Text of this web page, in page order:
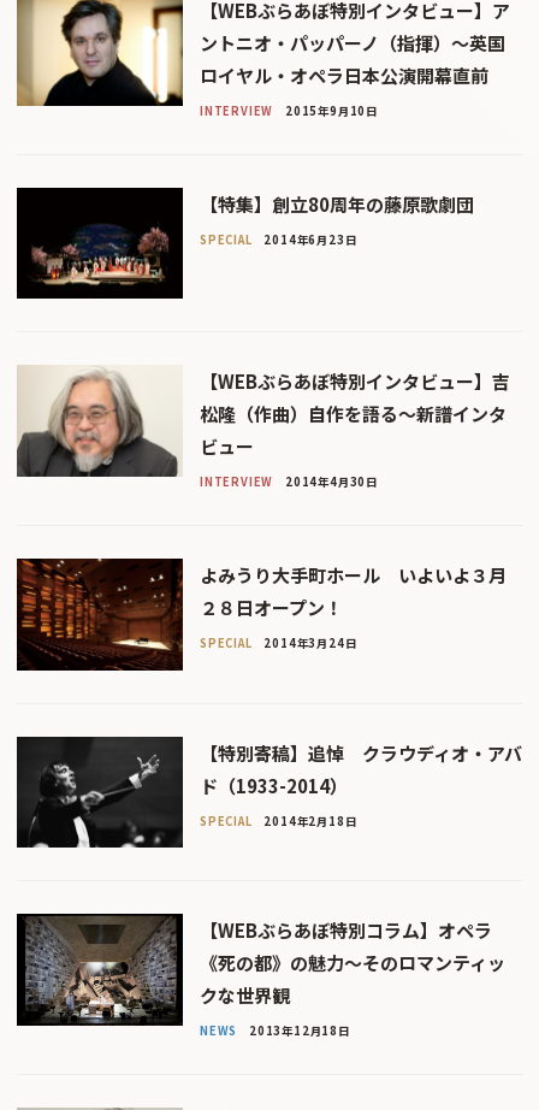
【WEBぶらあぼ特別インタビュー】ア
ントニオ・パッパーノ（指揮）〜英国
ロイヤル・オペラ日本公演開幕直前
INTERVIEW 2015年9月10日
【特集】創立80周年の藤原歌劇団
SPECIAL 2014年6月23日
【WEBぶらあぼ特別インタビュー】吉
松隆（作曲）自作を語る〜新譜インタ
ビュー
INTERVIEW 2014年4月30日
よみうり大手町ホール いよいよ３月
２８日オープン！
SPECIAL 2014年3月24日
【特別寄稿】追悼 クラウディオ・アバ
ド（1933-2014）
SPECIAL 2014年2月18日
【WEBぶらあぼ特別コラム】オペラ
《死の都》の魅力〜そのロマンティッ
クな世界観
NEWS 2013年12月18日